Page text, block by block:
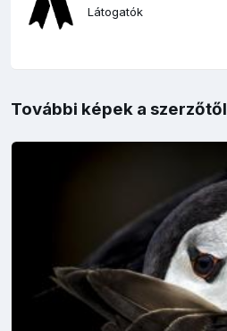
Látogatók
További képek a szerzőtől